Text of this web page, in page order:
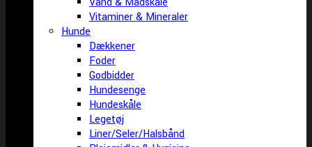
Vitaminer & Mineraler
Hunde
Dækkener
Foder
Godbidder
Hundesenge
Hundeskåle
Legetøj
Liner/Seler/Halsbånd